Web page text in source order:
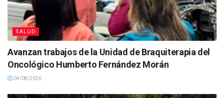
SALUD
Avanzan trabajos de la Unidad de Braquiterapia del
Oncológico Humberto Fernández Morán
04/08/2026